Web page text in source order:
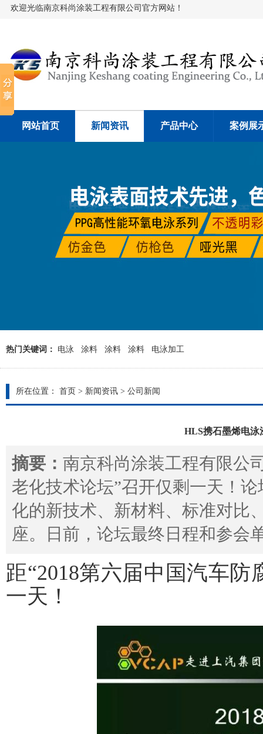
欢迎光临南京科尚涂装工程有限公司官方网站！
网站首页 新闻资讯 产品中心 案例展
热门关键词： 电泳 涂料 涂料 涂料 电泳加工
所在位置： 首页 > 新闻资讯 > 公司新闻
HLS携石墨烯电
摘要： 南京科尚涂装工程有限公
老化技术论坛”召开仅剩一天！
化的新技术、新材料、标准对比
座。日前，论坛最终日程和参会
距“2018第六届中国汽车
一天！